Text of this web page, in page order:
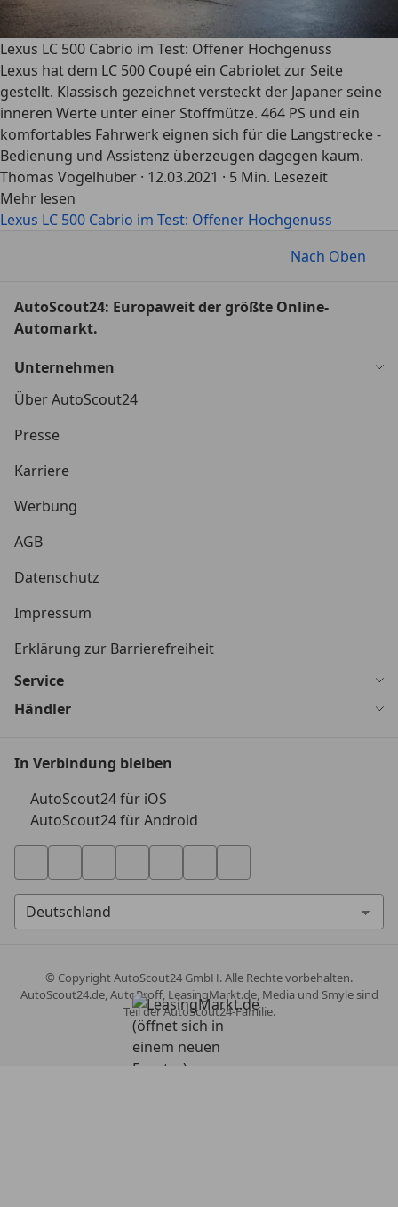
Lexus LC 500 Cabrio im Test: Offener Hochgenuss
Lexus hat dem LC 500 Coupé ein Cabriolet zur Seite
gestellt. Klassisch gezeichnet versteckt der Japaner seine
inneren Werte unter einer Stoffmütze. 464 PS und ein
komfortables Fahrwerk eignen sich für die Langstrecke -
Bedienung und Assistenz überzeugen dagegen kaum.
Thomas Vogelhuber · 12.03.2021 · 5 Min. Lesezeit
Mehr lesen
Lexus LC 500 Cabrio im Test: Offener Hochgenuss
Nach Oben
AutoScout24: Europaweit der größte Online-
Automarkt.
Unternehmen
Über AutoScout24
Presse
Karriere
Werbung
AGB
Datenschutz
Impressum
Erklärung zur Barrierefreiheit
Service
Händler
In Verbindung bleiben
AutoScout24 für iOS
AutoScout24 für Android
© CopyrightAutoScout24 GmbH. Alle Rechte vorbehalten.
AutoScout24.de, AutoProff, LeasingMarkt.de, Media und Smyle sind
Teil der AutoScout24-Familie.